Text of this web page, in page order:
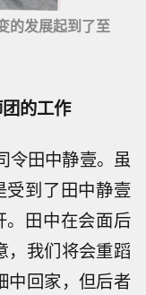
的发展起到了至
的工作
令田中静壹。虽
到了田中静壹
。田中在会面后
，我们将会重蹈
中回家，但后者